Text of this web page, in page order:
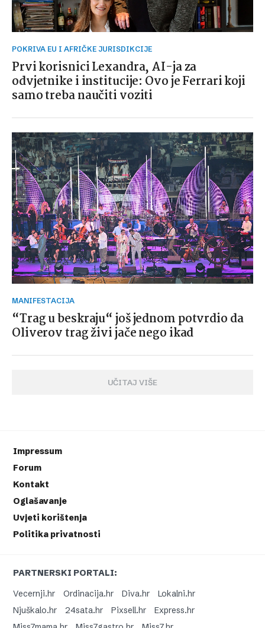
POKRIVA EU I AFRIČKE JURISDIKCIJE
Prvi korisnici Lexandra, AI-ja za
odvjetnike i institucije: Ovo je Ferrari koji
samo treba naučiti voziti
MANIFESTACIJA
“Trag u beskraju“ još jednom potvrdio da
Oliverov trag živi jače nego ikad
UČITAJ VIŠE
Impressum
Forum
Kontakt
Oglašavanje
Uvjeti korištenja
Politika privatnosti
PARTNERSKI PORTALI:
Vecernji.hr
Ordinacija.hr Diva.hr
Lokalni.hr
Njuškalo.hr
24sata.hr Pixsell.hr
Express.hr